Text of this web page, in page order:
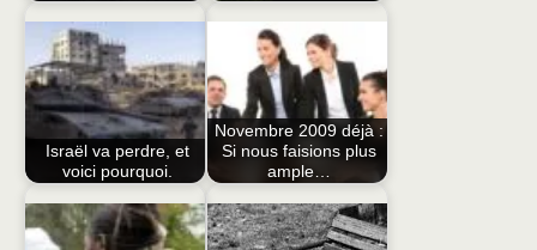
Israël va perdre, et
voici pourquoi.
Novembre 2009 déjà :
Si nous faisions plus
ample…